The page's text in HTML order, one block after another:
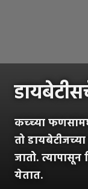
कच्च्या
तो
जातो. त्यापासून
येतात.